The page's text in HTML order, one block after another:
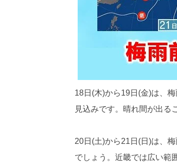
18日(木)から19日(金)は、
見込みです。晴れ間が出る
20日(土)から21日(日)は、
でしょう。近畿では広い範